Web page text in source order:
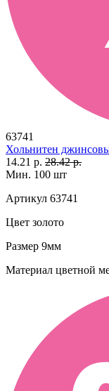
63741
Хольнитен
14.21 р. 28.42 р.
Мин. 100 шт
Артикул 63741
Цвет золото
Размер 9мм
Материал цветной